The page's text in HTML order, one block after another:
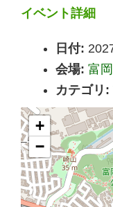
イベント詳細
日付:
会場: 富
カテゴリ:
+
−